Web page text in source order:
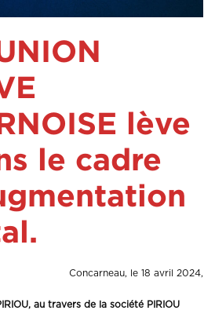
lève
le cadre
Concarneau, le 18 avril 2024,
au travers de la société PIRIOU